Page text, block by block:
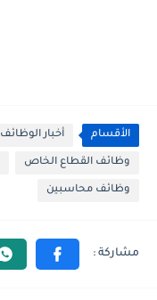
الأقسام أخبار الوظائف
وظائف القطاع الخاص
وظائف محاسبين